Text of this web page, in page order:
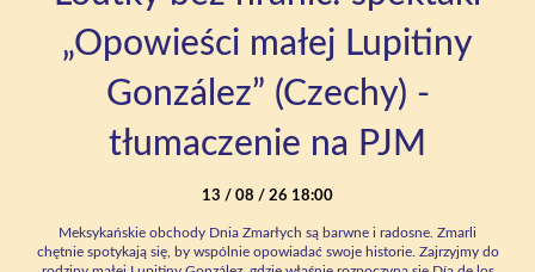
„Opowieści małej Lupitiny
González” (Czechy) -
tłumaczenie na PJM
13 / 08 / 26 18:00
Meksykańskie obchody Dnia Zmarłych są barwne i radosne. Zmarli
chętnie spotykają się, by wspólnie opowiadać swoje historie. Zajrzyjmy do